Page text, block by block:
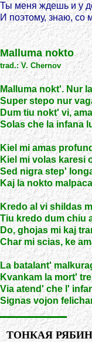
Ты меня ждешь и у
И поэтому, знаю, со
Malluma nokto
trad.: V. Chernov
Malluma nokt'. Nur
Super stepo nur
Dum tiu nokt' vi,
Solas che la infana
Kiel mi amas
Kiel mi volas karesi
Sed nigra step'
Kaj la nokto
Kredo al vi shildas
Tiu kredo dum chiu
Do, ghojas mi kaj
Char mi scias, ke
La batalant'
Kvankam la mort'
Via atend' che l'
Signas vojon
ТОНКАЯ